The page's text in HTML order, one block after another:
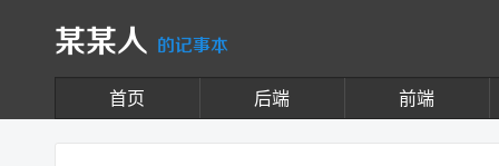
某某人 的记事本
首页 后端 前端